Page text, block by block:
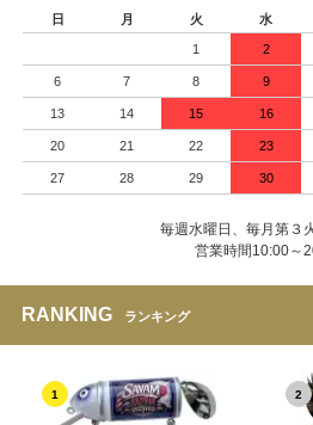
日
月 火 水
1 2
6 7 8 9
13 14 15 16
20 21 22 23
27 28 29 30
毎週水曜日、毎月第３
営業時間10:00～
RANKING ランキング
1 2